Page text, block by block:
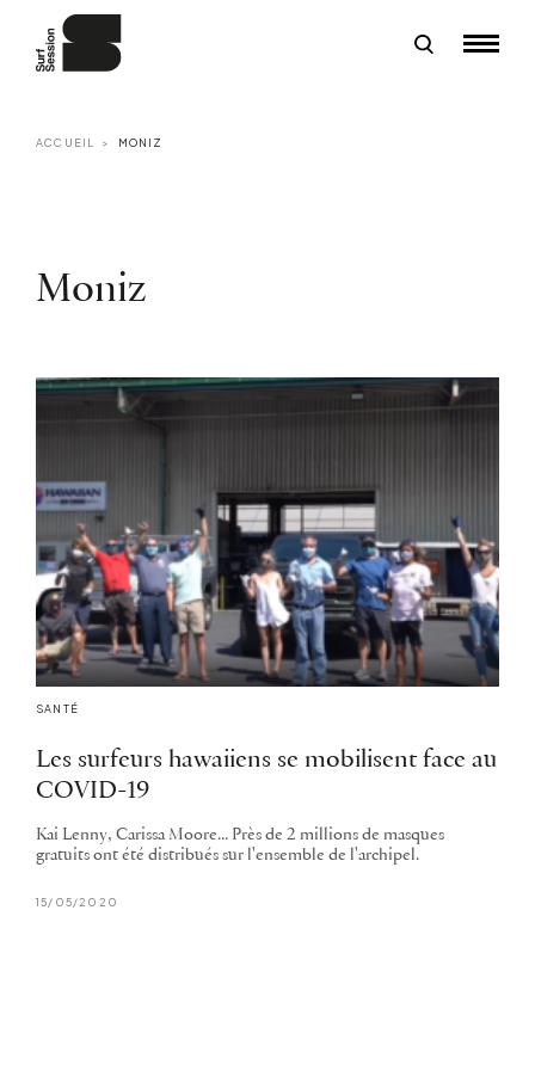
ACCUEIL MONIZ
Moniz
SANTÉ
Les surfeurs hawaiiens se mobilisent face au
COVID-19
Kai Lenny, Carissa Moore... Près de 2 millions de masques
gratuits ont été distribués sur l'ensemble de l'archipel.
15/05/2020